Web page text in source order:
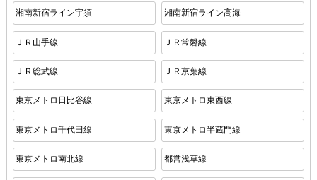
湘南新宿ライン宇須 湘南新宿ライン高海
ＪＲ山手線 ＪＲ常磐線
ＪＲ総武線 ＪＲ京葉線
東京メトロ日比谷線 東京メトロ東西線
東京メトロ千代田線 東京メトロ半蔵門線
東京メトロ南北線 都営浅草線